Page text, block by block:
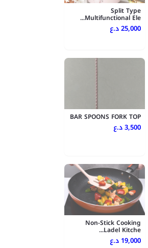
Split Type
Multifunctional Ele...
25,000 د.ع
BAR SPOONS FORK TOP
3,500 د.ع
Non-Stick Cooking
Ladel Kitche...
19,000 د.ع